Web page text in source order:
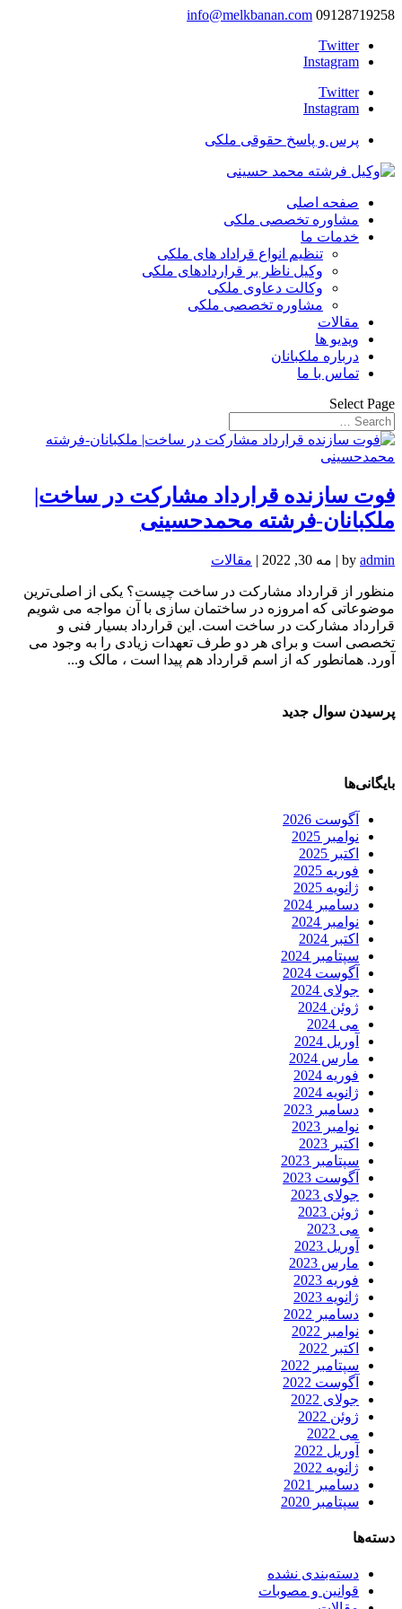
09128719258
info@melkbanan.com
Twitter
Instagram
Twitter
Instagram
پرس و پاسخ حقوقی ملکی
صفحه اصلی
مشاوره تخصصی ملکی
خدمات ما
تنظیم انواع قراداد های ملکی
وکیل ناظر بر قراردادهای ملکی
وکالت دعاوی ملکی
مشاوره تخصصی ملکی
مقالات
ویدیو ها
درباره ملکبانان
تماس با ما
Select Page
فوت سازنده قرارداد مشارکت در ساخت|
ملکبانان-فرشته محمدحسینی
by admin
| مه 30, 2022 | مقالات
منظور از قرارداد مشارکت در ساخت چیست؟ یکی از اصلی‌ترین
موضوعاتی که امروزه در ساختمان سازی با آن مواجه می شویم
قرارداد مشارکت در ساخت است. این قرارداد بسیار فنی و
تخصصی است و برای هر دو طرف تعهدات زیادی را به وجود می
آورد. همانطور که از اسم قرارداد هم پیدا است ، مالک و...
پرسیدن سوال جدید
بایگانی‌ها
آگوست 2026
نوامبر 2025
اکتبر 2025
فوریه 2025
ژانویه 2025
دسامبر 2024
نوامبر 2024
اکتبر 2024
سپتامبر 2024
آگوست 2024
جولای 2024
ژوئن 2024
می 2024
آوریل 2024
مارس 2024
فوریه 2024
ژانویه 2024
دسامبر 2023
نوامبر 2023
اکتبر 2023
سپتامبر 2023
آگوست 2023
جولای 2023
ژوئن 2023
می 2023
آوریل 2023
مارس 2023
فوریه 2023
ژانویه 2023
دسامبر 2022
نوامبر 2022
اکتبر 2022
سپتامبر 2022
آگوست 2022
جولای 2022
ژوئن 2022
می 2022
آوریل 2022
ژانویه 2022
دسامبر 2021
سپتامبر 2020
دسته‌ها
دسته‌بندی نشده
قوانین و مصوبات